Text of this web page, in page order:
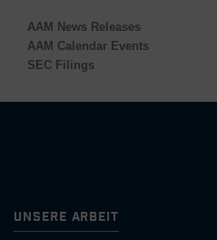
AAM News Releases
AAM Calendar Events
SEC Filings
Unsere Arbeit